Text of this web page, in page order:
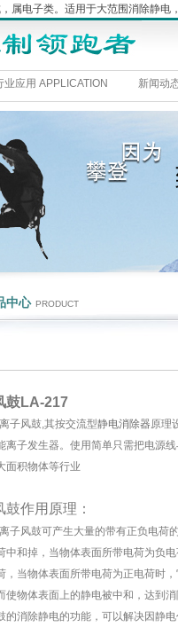
属电子类。适用于大范围消除静
业应用 APPLICATION 新闻动
中心 PRODUCT
鼓LA-217
子风鼓,其按交流型静电消除器原理
离子发生器。使用简单只需把电源
面积物体等行业
鼓作用原理：
子风鼓可产生大量的带有正负电荷
中和掉，当物体表面所带电荷为负
，当物体表面所带电荷为正电荷时
使物体表面上的静电被中和，达到
的消除静电的功能，可以解决因静电